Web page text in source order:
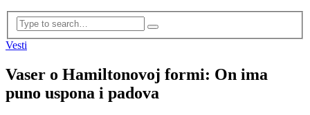
Vesti
Vaser o Hamiltonovoj formi: On ima
puno uspona i padova